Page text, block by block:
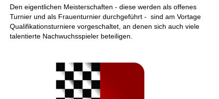
Den eigentlichen Meisterschaften - diese werden als offenes
Turnier und als Frauenturnier durchgeführt - sind am Vortage
Qualifikationsturniere vorgeschaltet, an denen sich auch viele
talentierte Nachwuchsspieler beteiligen.